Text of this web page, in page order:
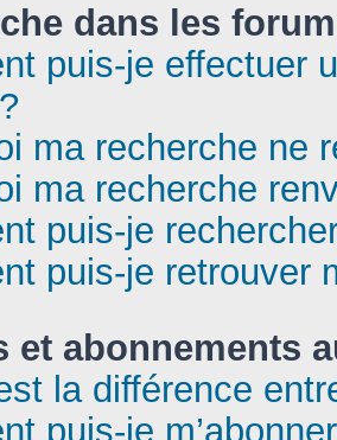
dans les
puis-je effectuer
ma recherche ne
ma recherche
puis-je
puis-je retrouver
et abonnements
la différence
puis-je